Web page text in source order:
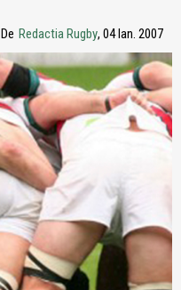
De Redactia Rugby, 04 Ian. 2007